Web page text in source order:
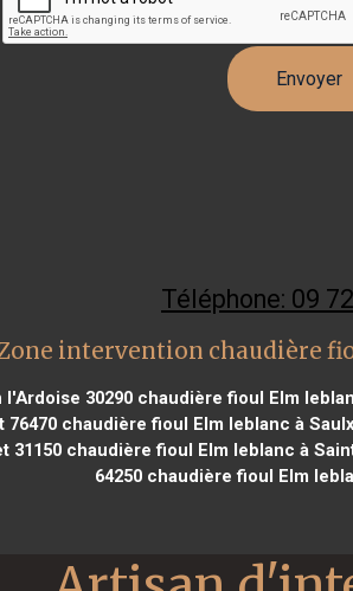
Téléphone: 09
intervention chaudière
30290 chaudière fioul Elm
76470chaudière fioul Elm leblanc à
31150chaudière fioul Elm leblanc à
64250chaudière fioul Elm